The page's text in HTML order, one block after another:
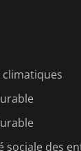
climatiques
sociale des